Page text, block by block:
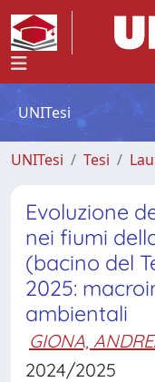
UNITesi
UNITesi Tesi
Evoluzione
nei fiumi
(bacino del
2025:
ambientali
GIONA,
2024/2025